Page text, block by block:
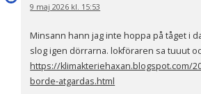
9 maj 2026 kl. 15:53
Minsann hann jag inte hoppa på tåget i
slog igen dörrarna. lokföraren sa tuuut
https://klimakteriehaxan.blogspot.com/
borde-atgardas.html